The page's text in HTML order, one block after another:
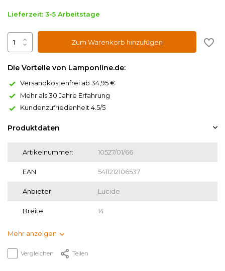
Lieferzeit: 3-5 Arbeitstage
Zum Warenkorb hinzufügen
Die Vorteile von Lamponline.de:
Versandkostenfrei ab 34,95 €
Mehr als 30 Jahre Erfahrung
Kundenzufriedenheit 4.5/5
Produktdaten
Artikelnummer: 10527/01/66
EAN 5411212106537
Anbieter Lucide
Breite 14
Mehr anzeigen
Vergleichen Teilen